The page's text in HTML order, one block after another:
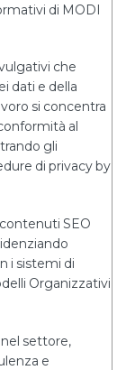
di MODI
che
dati e della
si concentra
al
gli
di privacy by
SEO
i sistemi di
Organizzativi
settore,
e